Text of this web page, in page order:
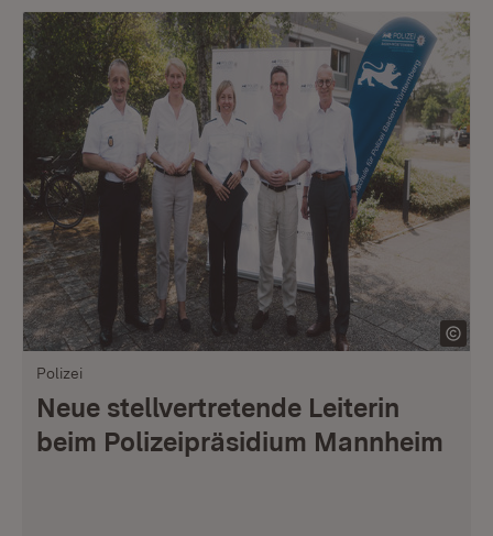
Polizei
Neue stellvertretende Leiterin
beim Polizeipräsidium Mannheim